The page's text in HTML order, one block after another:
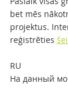
bet mēs
projektus.
reģistrēties
RU
На данный